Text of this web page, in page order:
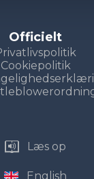
Officielt
Cookiepolitik
Læs op
English